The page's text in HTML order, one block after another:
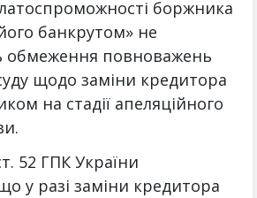
боржника
банкрутом» не
обмеження повноважень
щодо заміни кредитора
на стадії апеляційного
52 ГПК України
у разі заміни кредитора